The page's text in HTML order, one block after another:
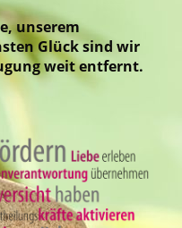
unserem
Glücksind wir
weit entfernt.